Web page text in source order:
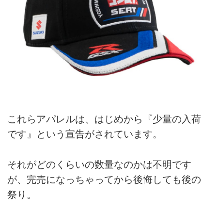
これらアパレルは、はじめから『少量の入荷
です』という宣告がされています。
それがどのくらいの数量なのかは不明です
が、完売になっちゃってから後悔しても後の
祭り。